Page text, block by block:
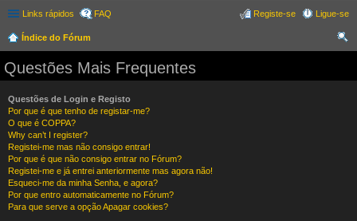
Links rápidos FAQ Ligue-se
Registe-se
Índice do Fórum
Questões Mais Frequentes
Questões de Login e Registo
Por que é que tenho de registar-me?
O que é COPPA?
Why can’t I register?
Registei-me mas não consigo entrar!
Por que é que não consigo entrar no Fórum?
Registei-me e já entrei anteriormente mas agora não!
Esqueci-me da minha Senha, e agora?
Por que entro automaticamente no Fórum?
Para que serve a opção Apagar cookies?